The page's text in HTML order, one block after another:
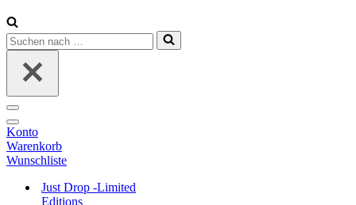
Suchen
nach …
Navigations-
Menü
Navigations-
Menü
Konto
Warenkorb
Wunschliste
Just Drop -Limited
Editions